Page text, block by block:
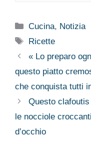
Categorie
Cucina, Notizia
Tag
Ricette
« Lo preparo
questo piatto
che conquista tutti
Questo
le nocciole
d’occhio